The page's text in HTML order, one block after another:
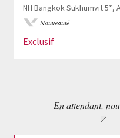
Nouveauté
Exclusif
En attendant,